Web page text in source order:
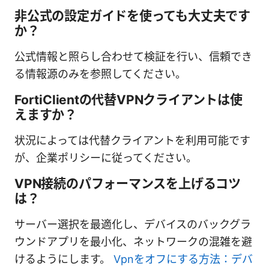
非公式の設定ガイドを使っても大丈夫です
か？
公式情報と照らし合わせて検証を行い、信頼でき
る情報源のみを参照してください。
FortiClientの代替VPNクライアントは使
えますか？
状況によっては代替クライアントを利用可能です
が、企業ポリシーに従ってください。
VPN接続のパフォーマンスを上げるコツ
は？
サーバー選択を最適化し、デバイスのバックグラ
ウンドアプリを最小化、ネットワークの混雑を避
けるようにします。 Vpnをオフにする方法：デバ